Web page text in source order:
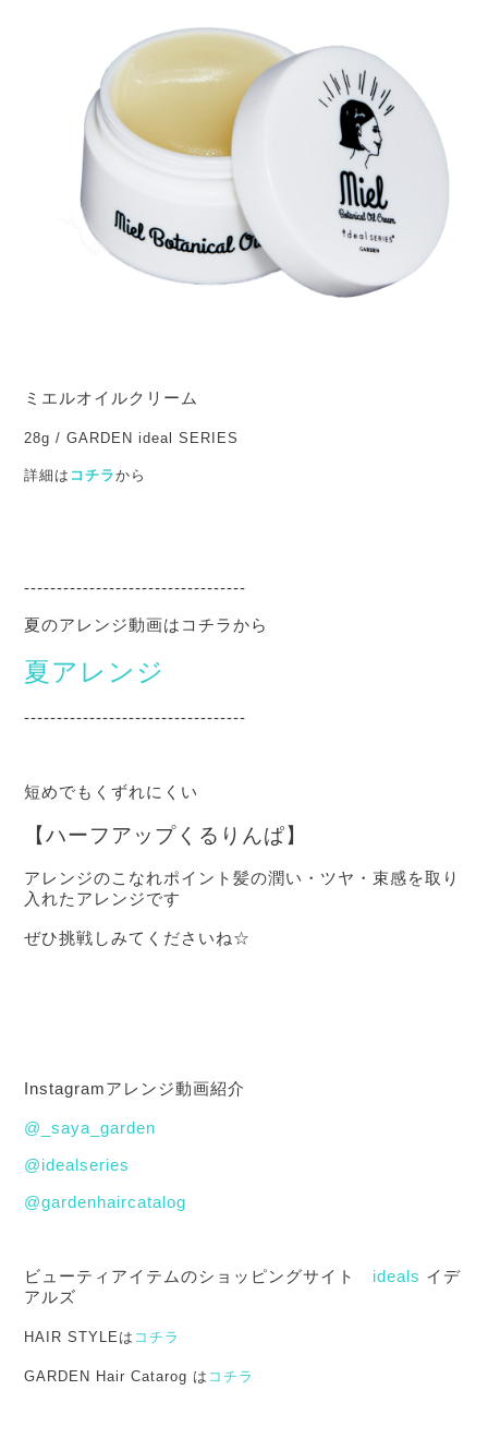
ミエルオイルクリーム
28g / GARDEN ideal SERIES
詳細は コチラから
----------------------------------
夏のアレンジ動画はコチラから
夏アレンジ
----------------------------------
短めでもくずれにくい
【ハーフアップくるりんぱ】
アレンジのこなれポイント髪の潤い・ツヤ・束感を取り
入れたアレンジです
ぜひ挑戦しみてくださいね☆
Instagramアレンジ動画紹介
@_saya_garden
@idealseries
@gardenhaircatalog
ビューティアイテムのショッピングサイト ideals イデ
アルズ
HAIR STYLEは コチラ
GARDEN Hair Catarog は コチラ